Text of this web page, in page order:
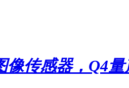
像传感器，Q4量